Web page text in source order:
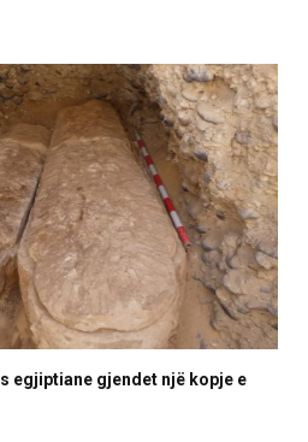
egjiptiane gjendet një kopje e